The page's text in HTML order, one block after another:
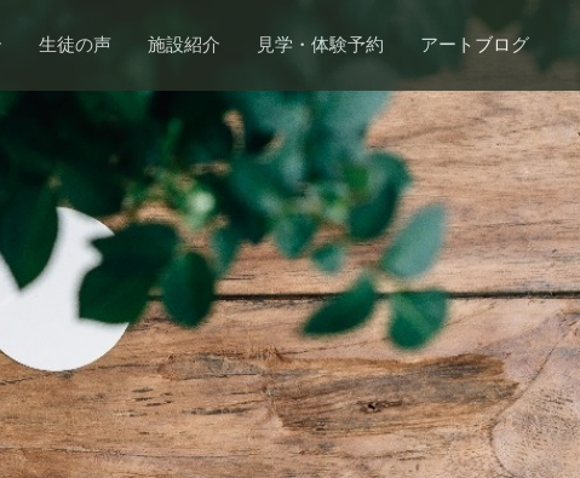
生徒の声 施設紹介 見学・体験予約 アートブログ